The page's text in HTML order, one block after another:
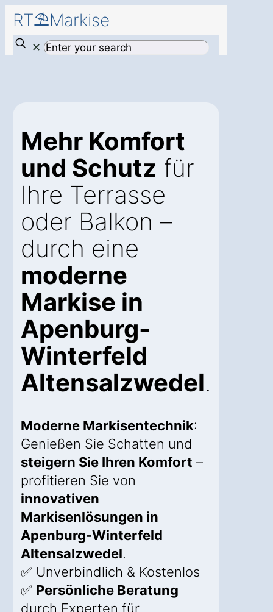
RT⛱️Markise
✕
Mehr Komfort
und Schutz für
Ihre Terrasse
oder Balkon –
durch eine
moderne
Markise in
Apenburg-
Winterfeld
Altensalzwedel.
Moderne Markisentechnik:
Genießen Sie Schatten und
steigern Sie Ihren Komfort –
profitieren Sie von
innovativen
Markisenlösungen in
Apenburg-Winterfeld
Altensalzwedel.
✅ Unverbindlich & Kostenlos
✅ Persönliche Beratung
durch Experten für